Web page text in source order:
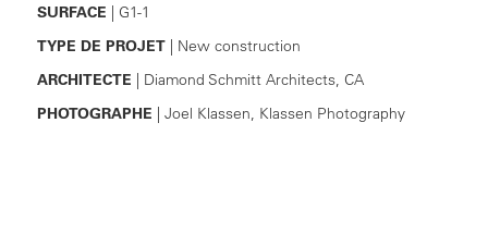
SURFACE | G1-1
TYPE DE PROJET| New construction
ARCHITECTE | Diamond Schmitt Architects, CA
PHOTOGRAPHE | Joel Klassen, Klassen Photography